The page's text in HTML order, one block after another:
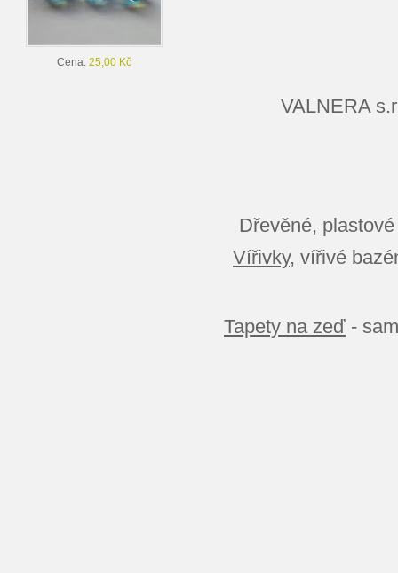
Cena: 25,00 Kč
VALNERA
Dřevěné,
Vířivky, vířivé
Tapety na zeď -